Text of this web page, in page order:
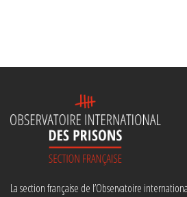
La section française de l’Observatoire